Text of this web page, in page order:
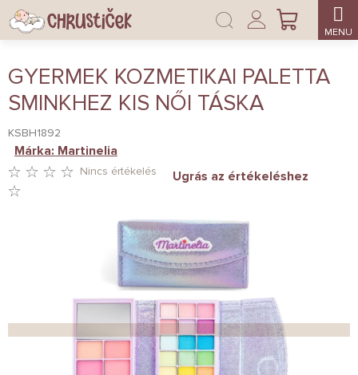
Ugrás
fő
KOSÁR
Bejelentkezés
GYERMEK KOZMETIKAI PALETTA
SMINKHEZ KIS NŐI TÁSKA
KSBH1892
CSILLAG.
Nincs értékelés Ugrás az értékeléshez
Márka: Martinelia